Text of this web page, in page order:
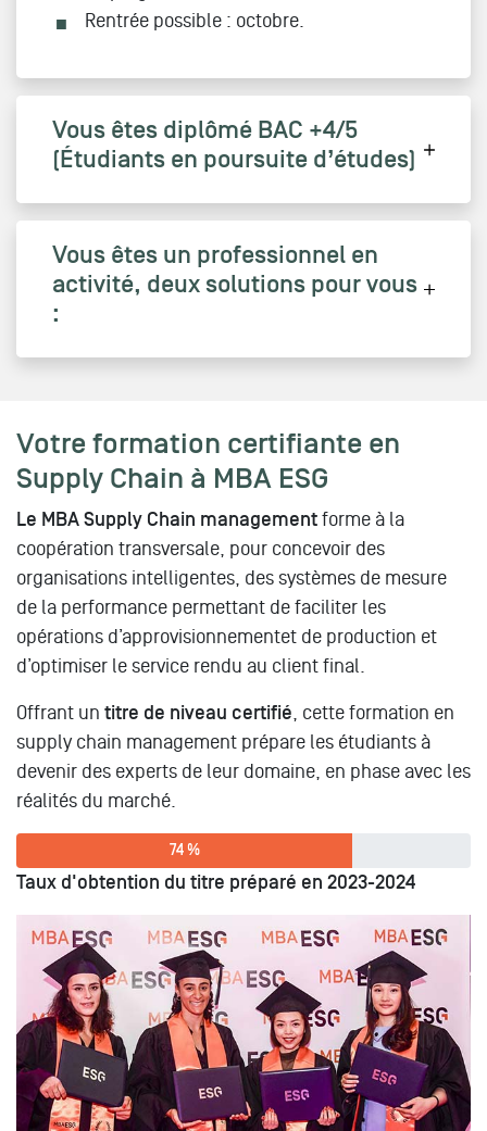
Rentrée possible : octobre.
Vous êtes diplômé BAC +4/5
(Étudiants en poursuite d’études)
Vous êtes un professionnel en
activité, deux solutions pour vous
:
Votre formation certifiante en
Supply Chain à MBA ESG
Le MBA Supply Chain management forme à la
coopération transversale, pour concevoir des
organisations intelligentes, des systèmes de mesure
de la performance permettant de faciliter les
opérations d’approvisionnementet de production et
d’optimiser le service rendu au client final.
Offrant un titre de niveau certifié , cette formation en
supply chain management prépare les étudiants à
devenir des experts de leur domaine, en phase avec les
réalités du marché.
74 %
Taux d'obtention du titre préparé en 2023-2024